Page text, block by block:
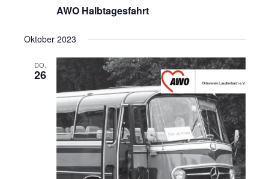
AWO Halbtagesfahrt
Oktober 2023
DO.
26